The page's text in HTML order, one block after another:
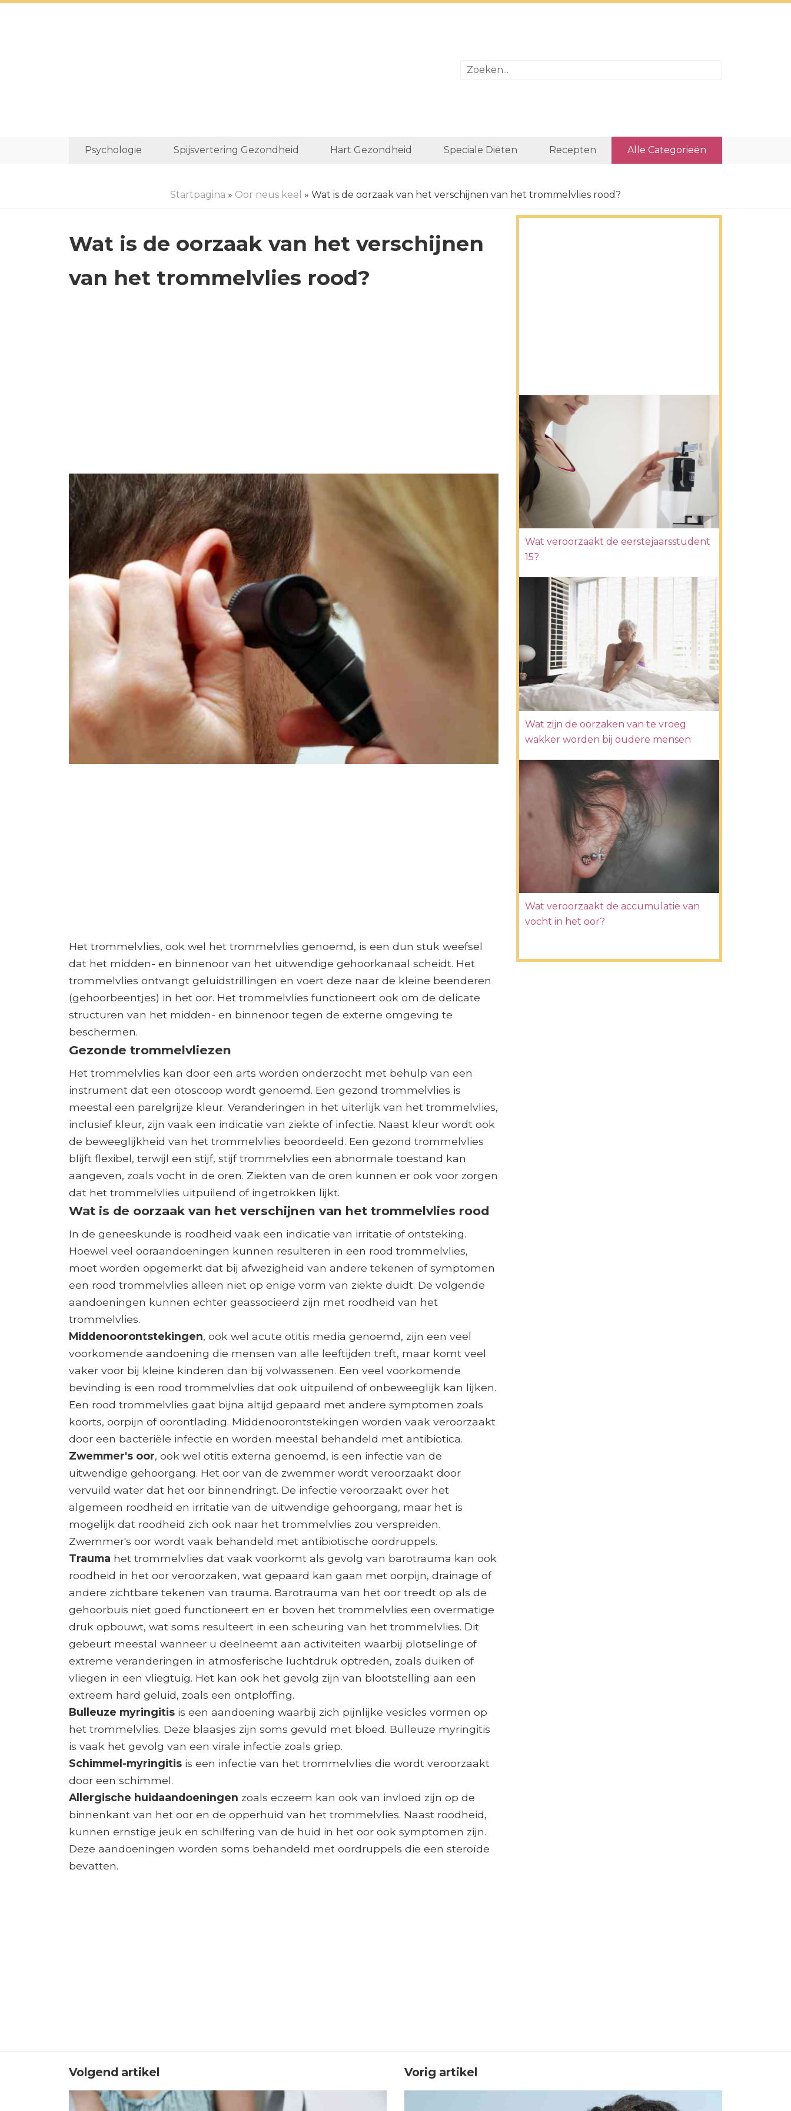
Psychologie Spijsvertering Gezondheid Hart Gezondheid Speciale Diëten Recepten Alle Categorieën
Startpagina » Oor neus keel » Wat is de oorzaak van het verschijnen van het trommelvlies rood?
Wat is de oorzaak van het verschijnen
van het trommelvlies rood?
Het trommelvlies, ook wel het trommelvlies genoemd, is een dun stuk weefsel
dat het midden- en binnenoor van het uitwendige gehoorkanaal scheidt. Het
trommelvlies ontvangt geluidstrillingen en voert deze naar de kleine beenderen
(gehoorbeentjes) in het oor. Het trommelvlies functioneert ook om de delicate
structuren van het midden- en binnenoor tegen de externe omgeving te
beschermen.
Gezonde trommelvliezen
Het trommelvlies kan door een arts worden onderzocht met behulp van een
instrument dat een otoscoop wordt genoemd. Een gezond trommelvlies is
meestal een parelgrijze kleur. Veranderingen in het uiterlijk van het trommelvlies,
inclusief kleur, zijn vaak een indicatie van ziekte of infectie. Naast kleur wordt ook
de beweeglijkheid van het trommelvlies beoordeeld. Een gezond trommelvlies
blijft flexibel, terwijl een stijf, stijf trommelvlies een abnormale toestand kan
aangeven, zoals vocht in de oren. Ziekten van de oren kunnen er ook voor zorgen
dat het trommelvlies uitpuilend of ingetrokken lijkt.
Wat is de oorzaak van het verschijnen van het trommelvlies rood
In de geneeskunde is roodheid vaak een indicatie van irritatie of ontsteking.
Hoewel veel ooraandoeningen kunnen resulteren in een rood trommelvlies,
moet worden opgemerkt dat bij afwezigheid van andere tekenen of symptomen
een rood trommelvlies alleen niet op enige vorm van ziekte duidt. De volgende
aandoeningen kunnen echter geassocieerd zijn met roodheid van het
trommelvlies.
Middenoorontstekingen, ook wel acute otitis media genoemd, zijn een veel
voorkomende aandoening die mensen van alle leeftijden treft, maar komt veel
vaker voor bij kleine kinderen dan bij volwassenen. Een veel voorkomende
bevinding is een rood trommelvlies dat ook uitpuilend of onbeweeglijk kan lijken.
Een rood trommelvlies gaat bijna altijd gepaard met andere symptomen zoals
koorts, oorpijn of oorontlading. Middenoorontstekingen worden vaak veroorzaakt
door een bacteriële infectie en worden meestal behandeld met antibiotica.
Zwemmer's oor, ook wel otitis externa genoemd, is een infectie van de
uitwendige gehoorgang. Het oor van de zwemmer wordt veroorzaakt door
vervuild water dat het oor binnendringt. De infectie veroorzaakt over het
algemeen roodheid en irritatie van de uitwendige gehoorgang, maar het is
mogelijk dat roodheid zich ook naar het trommelvlies zou verspreiden.
Zwemmer's oor wordt vaak behandeld met antibiotische oordruppels.
Trauma het trommelvlies dat vaak voorkomt als gevolg van barotrauma kan ook
roodheid in het oor veroorzaken, wat gepaard kan gaan met oorpijn, drainage of
andere zichtbare tekenen van trauma. Barotrauma van het oor treedt op als de
gehoorbuis niet goed functioneert en er boven het trommelvlies een overmatige
druk opbouwt, wat soms resulteert in een scheuring van het trommelvlies. Dit
gebeurt meestal wanneer u deelneemt aan activiteiten waarbij plotselinge of
extreme veranderingen in atmosferische luchtdruk optreden, zoals duiken of
vliegen in een vliegtuig. Het kan ook het gevolg zijn van blootstelling aan een
extreem hard geluid, zoals een ontploffing.
Bulleuze myringitis is een aandoening waarbij zich pijnlijke vesicles vormen op
het trommelvlies. Deze blaasjes zijn soms gevuld met bloed. Bulleuze myringitis
is vaak het gevolg van een virale infectie zoals griep.
Schimmel-myringitis is een infectie van het trommelvlies die wordt veroorzaakt
door een schimmel.
Allergische huidaandoeningen zoals eczeem kan ook van invloed zijn op de
binnenkant van het oor en de opperhuid van het trommelvlies. Naast roodheid,
kunnen ernstige jeuk en schilfering van de huid in het oor ook symptomen zijn.
Deze aandoeningen worden soms behandeld met oordruppels die een steroïde
bevatten.
Wat veroorzaakt de eerstejaarsstudent
15?
Wat zijn de oorzaken van te vroeg
wakker worden bij oudere mensen
Wat veroorzaakt de accumulatie van
vocht in het oor?
Volgend artikel Vorig artikel